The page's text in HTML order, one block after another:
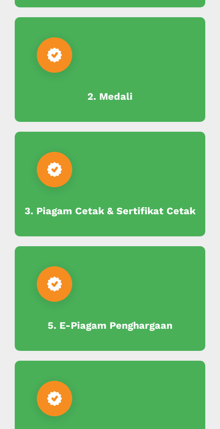
2. Medali
3. Piagam Cetak & Sertifikat Cetak
5. E-Piagam Penghargaan